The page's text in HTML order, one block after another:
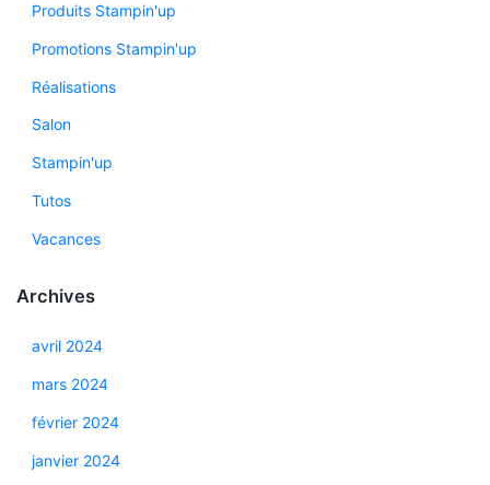
Produits Stampin'up
Promotions Stampin'up
Réalisations
Salon
Stampin'up
Tutos
Vacances
Archives
avril 2024
mars 2024
février 2024
janvier 2024